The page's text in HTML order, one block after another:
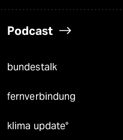
Podcast
bundestalk
fernverbindung
klima update°